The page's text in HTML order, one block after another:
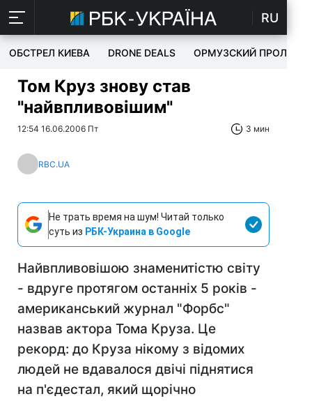
RU
ОБСТРЕЛ КИЕВА DRONE DEALS ОРМУЗСКИЙ ПРОЛИВ
Том Круз знову став
"найвпливовішим"
12:54 16.06.2006 Пт 3 мин
RBC.UA
Не трать время на шум! Читай только
суть из РБК-Украина в Google
Найвпливовішою знаменитістю світу
- вдруге протягом останніх 5 років -
американський журнал "Форбс"
назвав актора Тома Круза. Це
рекорд: до Круза нікому з відомих
людей не вдавалося двічі піднятися
на п'єдестал, який щорічно